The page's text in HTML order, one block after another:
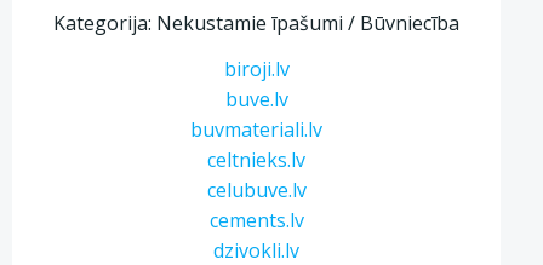
Kategorija: Nekustamie īpašumi / Būvniecība
biroji.lv
buve.lv
buvmateriali.lv
celtnieks.lv
celubuve.lv
cements.lv
dzivokli.lv